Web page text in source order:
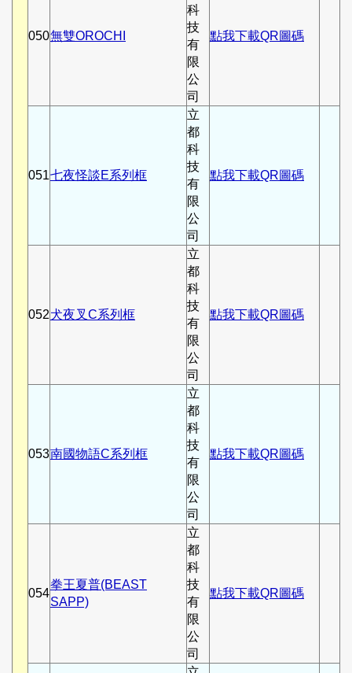
050無雙OROCHI
科
技
有
限
公
司
點我下載QR圖碼
051七夜怪談E系列框
立
都
科
技
有
限
公
司
點我下載QR圖碼
052犬夜叉C系列框
立
都
科
技
有
限
公
司
點我下載QR圖碼
053南國物語C系列框
立
都
科
技
有
限
公
司
點我下載QR圖碼
054
拳王夏普(BEAST
SAPP)
立
都
科
技
有
限
公
司
點我下載QR圖碼